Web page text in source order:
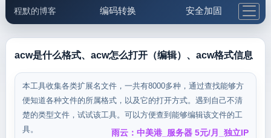
程默的博客 编码转换 安全加固
邮件工具 生活便民 更多工具
5.1支付宝大红包
acw是什么格式、acw怎么打开（编辑）、acw格式信息
本工具收集各类扩展名文件，一共有8000多种，通过查找能够方
便知道各种文件的所属格式，以及它的打开方式。遇到自己不清
楚的类型文件，试试该工具。可以方便查到能够编辑该文件的工
具。
雨云：中美港_服务器 5元/月_独立IP